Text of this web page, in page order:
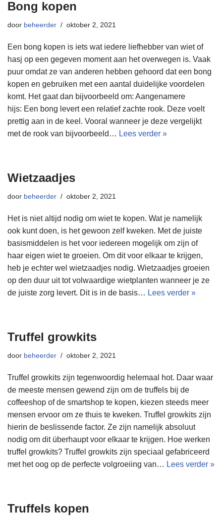
Bong kopen
door beheerder oktober 2, 2021
Een bong kopen is iets wat iedere liefhebber van wiet of
hasj op een gegeven moment aan het overwegen is. Vaak
puur omdat ze van anderen hebben gehoord dat een bong
kopen en gebruiken met een aantal duidelijke voordelen
komt. Het gaat dan bijvoorbeeld om: Aangenamere
hijs: Een bong levert een relatief zachte rook. Deze voelt
prettig aan in de keel. Vooral wanneer je deze vergelijkt
met de rook van bijvoorbeeld… Lees verder »
Wietzaadjes
door beheerder oktober 2, 2021
Het is niet altijd nodig om wiet te kopen. Wat je namelijk
ook kunt doen, is het gewoon zelf kweken. Met de juiste
basismiddelen is het voor iedereen mogelijk om zijn of
haar eigen wiet te groeien. Om dit voor elkaar te krijgen,
heb je echter wel wietzaadjes nodig. Wietzaadjes groeien
op den duur uit tot volwaardige wietplanten wanneer je ze
de juiste zorg levert. Dit is in de basis… Lees verder »
Truffel growkits
door beheerder oktober 2, 2021
Truffel growkits zijn tegenwoordig helemaal hot. Daar waar
de meeste mensen gewend zijn om de truffels bij de
coffeeshop of de smartshop te kopen, kiezen steeds meer
mensen ervoor om ze thuis te kweken. Truffel growkits zijn
hierin de beslissende factor. Ze zijn namelijk absoluut
nodig om dit überhaupt voor elkaar te krijgen. Hoe werken
truffel growkits? Truffel growkits zijn speciaal gefabriceerd
met het oog op de perfecte volgroeiing van… Lees verder »
Truffels kopen